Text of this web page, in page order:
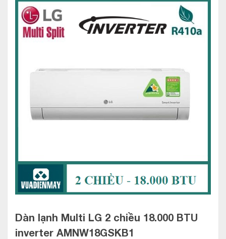
Dàn lạnh Multi LG 2 chiều 18.000 BTU
inverter AMNW18GSKB1